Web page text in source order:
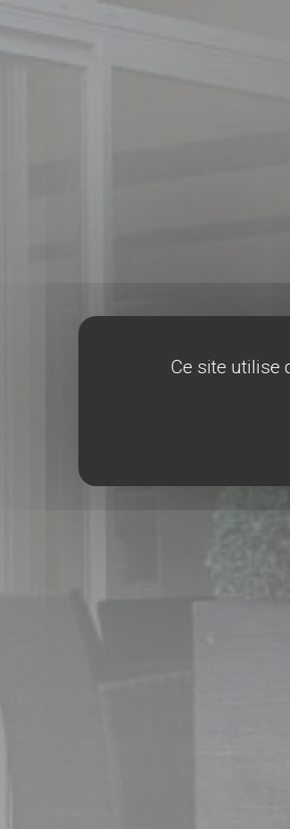
Ce site utilise